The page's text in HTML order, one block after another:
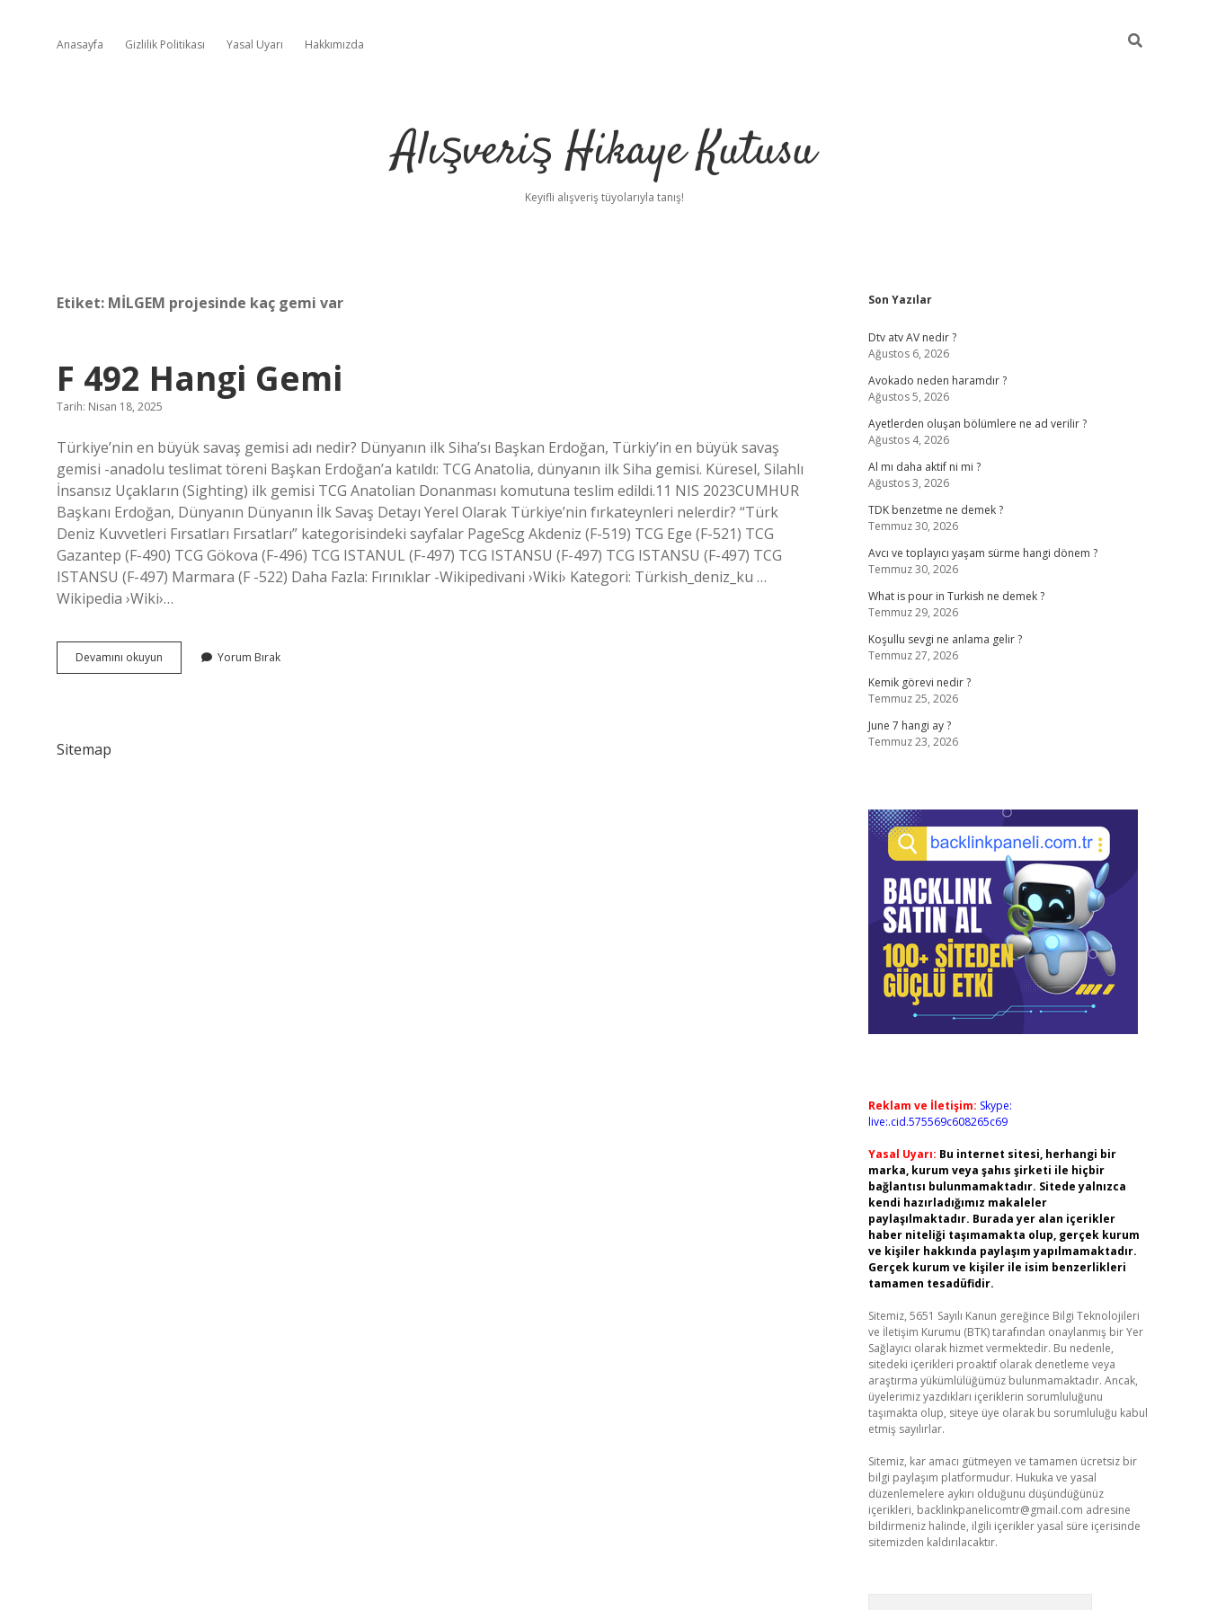
Anasayfa Gizlilik Politikası Yasal Uyarı Hakkımızda
Alışveriş Hikaye Kutusu
Keyifli alışveriş tüyolarıyla tanış!
Etiket: MİLGEM projesinde kaç gemi var
F 492 Hangi Gemi
Tarih: Nisan 18, 2025
Türkiye’nin en büyük savaş gemisi adı nedir? Dünyanın ilk Siha’sı Başkan Erdoğan, Türkiy’in en büyük savaş
gemisi -anadolu teslimat töreni Başkan Erdoğan’a katıldı: TCG Anatolia, dünyanın ilk Siha gemisi. Küresel, Silahlı
İnsansız Uçakların (Sighting) ilk gemisi TCG Anatolian Donanması komutuna teslim edildi.11 NIS 2023CUMHUR
Başkanı Erdoğan, Dünyanın Dünyanın İlk Savaş Detayı Yerel Olarak Türkiye’nin fırkateynleri nelerdir? “Türk
Deniz Kuvvetleri Fırsatları Fırsatları” kategorisindeki sayfalar PageScg Akdeniz (F-519) TCG Ege (F-521) TCG
Gazantep (F-490) TCG Gökova (F-496) TCG ISTANUL (F-497) TCG ISTANSU (F-497) TCG ISTANSU (F-497) TCG
ISTANSU (F-497) Marmara (F -522) Daha Fazla: Fırınıklar -Wikipedivani ›Wiki› Kategori: Türkish_deniz_ku …
Wikipedia ›Wiki›…
Devamını okuyun
492
Yorum Bırak
Sitemap
Sidebar
Son Yazılar
Dtv atv AV nedir ?
Ağustos 6, 2026
Avokado neden haramdır ?
Ağustos 5, 2026
Ayetlerden oluşan bölümlere ne ad verilir ?
Ağustos 4, 2026
Al mı daha aktif ni mi ?
Ağustos 3, 2026
TDK benzetme ne demek ?
Temmuz 30, 2026
Avcı ve toplayıcı yaşam sürme hangi dönem ?
Temmuz 30, 2026
What is pour in Turkish ne demek ?
Temmuz 29, 2026
Koşullu sevgi ne anlama gelir ?
Temmuz 27, 2026
Kemik görevi nedir ?
Temmuz 25, 2026
June 7 hangi ay ?
Temmuz 23, 2026
Reklam ve İletişim: Skype:
live:.cid.575569c608265c69
Yasal Uyarı: Bu internet sitesi, herhangi bir
marka, kurum veya şahıs şirketi ile hiçbir
bağlantısı bulunmamaktadır. Sitede yalnızca
kendi hazırladığımız makaleler
paylaşılmaktadır. Burada yer alan içerikler
haber niteliği taşımamakta olup, gerçek kurum
ve kişiler hakkında paylaşım yapılmamaktadır.
Gerçek kurum ve kişiler ile isim benzerlikleri
tamamen tesadüfidir.
Sitemiz, 5651 Sayılı Kanun gereğince Bilgi Teknolojileri
ve İletişim Kurumu (BTK) tarafından onaylanmış bir Yer
Sağlayıcı olarak hizmet vermektedir. Bu nedenle,
sitedeki içerikleri proaktif olarak denetleme veya
araştırma yükümlülüğümüz bulunmamaktadır. Ancak,
üyelerimiz yazdıkları içeriklerin sorumluluğunu
taşımakta olup, siteye üye olarak bu sorumluluğu kabul
etmiş sayılırlar.
Sitemiz, kar amacı gütmeyen ve tamamen ücretsiz bir
bilgi paylaşım platformudur. Hukuka ve yasal
düzenlemelere aykırı olduğunu düşündüğünüz
içerikleri, backlinkpanelicomtr@gmail.com adresine
bildirmeniz halinde, ilgili içerikler yasal süre içerisinde
sitemizden kaldırılacaktır.